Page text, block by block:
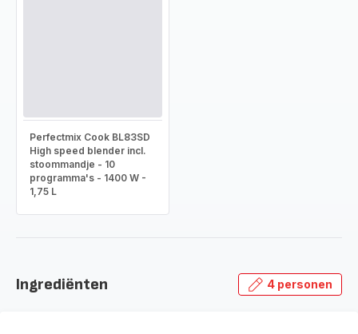
Perfectmix Cook BL83SD
High speed blender incl.
stoommandje - 10
programma's - 1400 W -
1,75 L
Ingrediënten 4 personen